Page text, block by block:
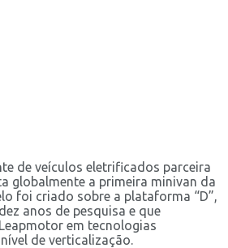
de veículos eletrificados parceira
globalmente a primeira minivan da
foi criado sobre a plataforma “D”,
anos de pesquisa e que
em tecnologias
de verticalização.